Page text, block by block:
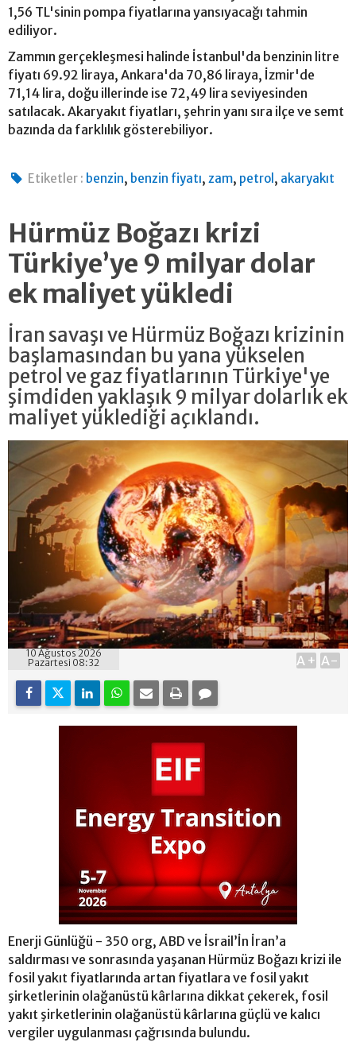
1,56 TL'sinin pompa fiyatlarına yansıyacağı tahmin
ediliyor.
Zammın gerçekleşmesi halinde İstanbul'da benzinin litre
fiyatı 69.92 liraya, Ankara'da 70,86 liraya, İzmir'de
71,14 lira, doğu illerinde ise 72,49 lira seviyesinden
satılacak. Akaryakıt fiyatları, şehrin yanı sıra ilçe ve semt
bazında da farklılık gösterebiliyor.
Etiketler : benzin, benzin fiyatı, zam, petrol , akaryakıt
Hürmüz Boğazı krizi
Türkiye’ye 9 milyar dolar
ek maliyet yükledi
İran savaşı ve Hürmüz Boğazı krizinin
başlamasından bu yana yükselen
petrol ve gaz fiyatlarının Türkiye'ye
şimdiden yaklaşık 9 milyar dolarlık ek
maliyet yüklediği açıklandı.
10 Ağustos 2026
Pazartesi 08:32
A+ A-
Enerji Günlüğü - 350 org, ABD ve İsrail’İn İran’a
saldırması ve sonrasında yaşanan Hürmüz Boğazı krizi ile
fosil yakıt fiyatlarında artan fiyatlara ve fosil yakıt
şirketlerinin olağanüstü kârlarına dikkat çekerek, fosil
yakıt şirketlerinin olağanüstü kârlarına güçlü ve kalıcı
vergiler uygulanması çağrısında bulundu.